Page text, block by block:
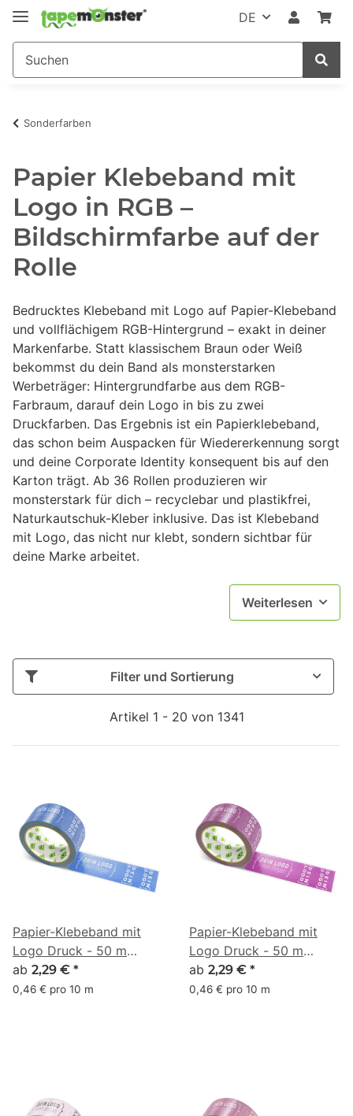
DE
Sonderfarben
Papier Klebeband mit
Logo in RGB –
Bildschirmfarbe auf der
Rolle
Bedrucktes Klebeband mit Logo auf Papier-Klebeband
und vollflächigem RGB-Hintergrund – exakt in deiner
Markenfarbe. Statt klassischem Braun oder Weiß
bekommst du dein Band als monsterstarken
Werbeträger: Hintergrundfarbe aus dem RGB-
Farbraum, darauf dein Logo in bis zu zwei
Druckfarben. Das Ergebnis ist ein Papierklebeband,
das schon beim Auspacken für Wiedererkennung sorgt
und deine Corporate Identity konsequent bis auf den
Karton trägt. Ab 36 Rollen produzieren wir
monsterstark für dich – recyclebar und plastikfrei,
Naturkautschuk-Kleber inklusive. Das ist Klebeband
mit Logo, das nicht nur klebt, sondern sichtbar für
deine Marke arbeitet.
Weiterlesen
Filter und Sortierung
Artikel 1 - 20 von 1341
Papier-Klebeband mit
Logo Druck - 50 m
Altgrün - RGB (58, 93,
174)
ab 2,29 € *
0,46 € pro 10 m
Papier-Klebeband mit
Logo Druck - 50 m
Altrosa - RGB (131, 49,
119)
ab 2,29 € *
0,46 € pro 10 m